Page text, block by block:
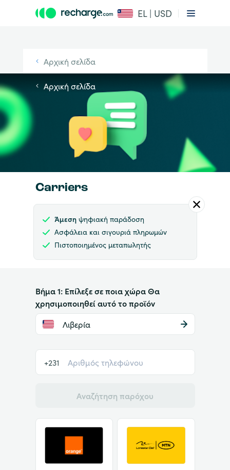
EL | USD
Αρχική σελίδα
Αρχική σελίδα
Carriers
Άμεσηψηφιακή παράδοση
Ασφάλεια και σιγουριά πληρωμών
Πιστοποιημένος μεταπωλητής
Βήμα 1: Επίλεξε σε ποια χώρα Θα
χρησιμοποιηθεί αυτό το προϊόν
Λιβερία
+231
Αναζήτηση παρόχου